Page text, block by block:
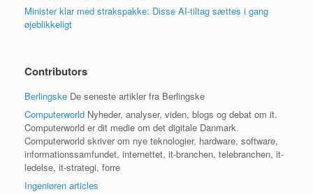
Minister klar med strakspakke: Disse AI-tiltag sættes i gang
øjeblikkeligt
Contributors
Berlingske De seneste artikler fra Berlingske
Computerworld Nyheder, analyser, viden, blogs og debat om it.
Computerworld er dit medie om det digitale Danmark.
Computerworld skriver om nye teknologier, hardware, software,
informationssamfundet, internettet, it-branchen, telebranchen, it-
ledelse, it-strategi, forre
Ingeniøren articles